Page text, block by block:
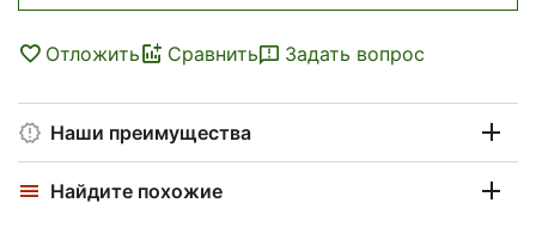
Отложить Сравнить Задать вопрос
Наши преимущества
Найдите похожие